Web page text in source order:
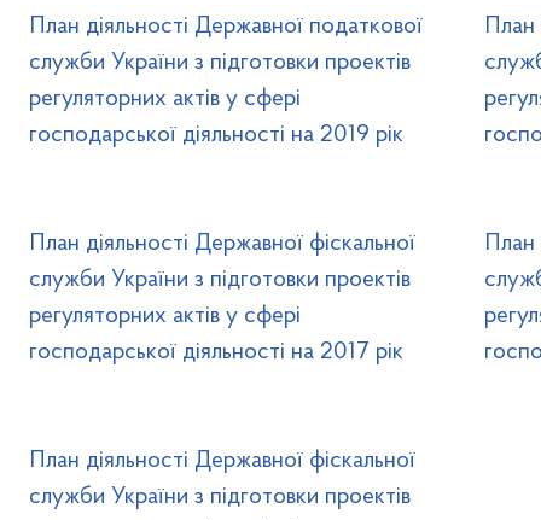
План діяльності Державної податкової
служби України з підготовки проектів
регуляторних актів у сфері
господарської діяльності на 2019 рік
План
План діяльності Державної фіскальної
служби України з підготовки проектів
регуляторних актів у сфері
господарської діяльності на 2017 рік
План
План діяльності Державної фіскальної
служби України з підготовки проектів